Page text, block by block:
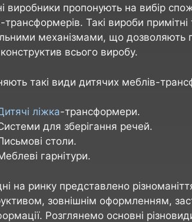
виробники пропонують на вибір
трансформерів. Такі вироби
механізмами, що дозволяють
конструктив всього виробу.
такі види дитячих меблів-
ліжка-трансформери.
для зберігання речей.
столи.
гарнітури.
на ринку представлено
зовнішнім оформленням,
Розглянемо основні